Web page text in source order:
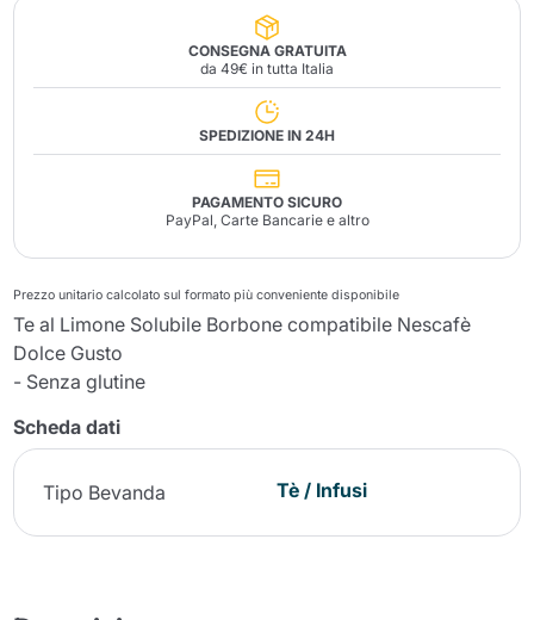
CONSEGNA GRATUITA
da 49€ in tutta Italia
SPEDIZIONE IN 24H
PAGAMENTO SICURO
PayPal, Carte Bancarie e altro
Prezzo unitario calcolato sul formato più conveniente disponibile
Te al Limone Solubile Borbone compatibile Nescafè
Dolce Gusto
- Senza glutine
Scheda dati
Tipo Bevanda Tè / Infusi